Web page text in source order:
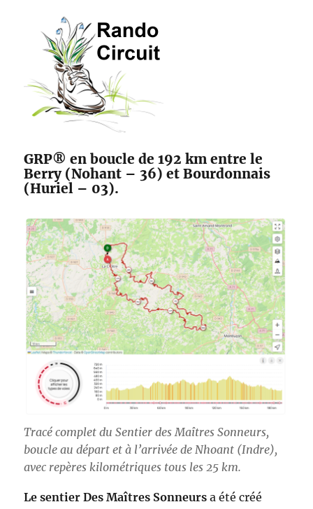
GRP® en boucle de 192 km entre le
Berry (Nohant – 36) et Bourdonnais
(Huriel – 03).
Tracé complet du Sentier des Maîtres Sonneurs,
boucle au départ et à l’arrivée de Nhoant (Indre),
avec repères kilométriques tous les 25 km.
Le sentier Des Maîtres Sonneurs a été créé